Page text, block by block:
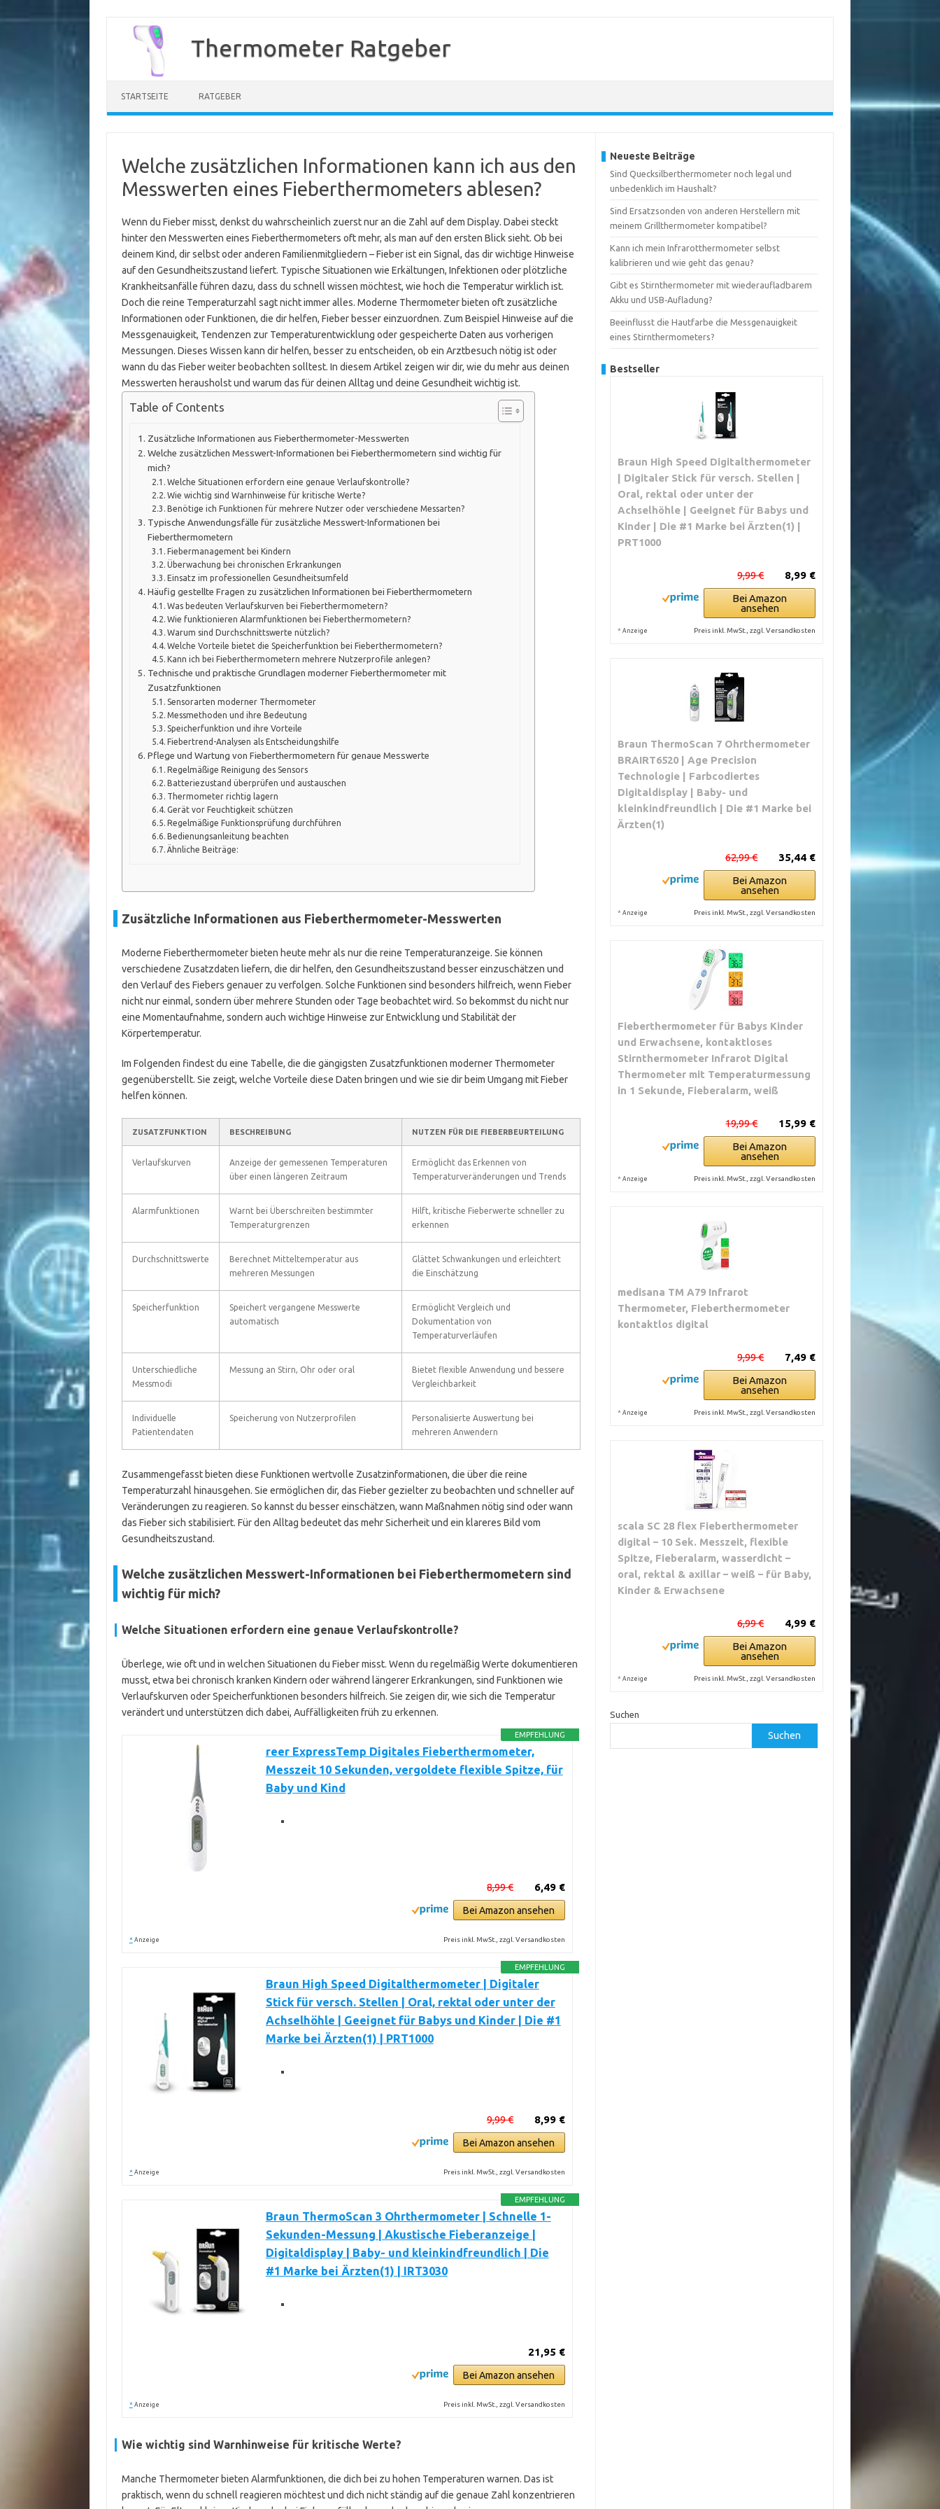
springen
Thermometer Ratgeber
STARTSEITE RATGEBER
Welche zusätzlichen Informationen kann ich aus den
Messwerten eines Fieberthermometers ablesen?
Wenn du Fieber misst, denkst du wahrscheinlich zuerst nur an die Zahl auf dem Display. Dabei steckt
hinter den Messwerten eines Fieberthermometers oft mehr, als man auf den ersten Blick sieht. Ob bei
deinem Kind, dir selbst oder anderen Familienmitgliedern – Fieber ist ein Signal, das dir wichtige Hinweise
auf den Gesundheitszustand liefert. Typische Situationen wie Erkältungen, Infektionen oder plötzliche
Krankheitsanfälle führen dazu, dass du schnell wissen möchtest, wie hoch die Temperatur wirklich ist.
Doch die reine Temperaturzahl sagt nicht immer alles. Moderne Thermometer bieten oft zusätzliche
Informationen oder Funktionen, die dir helfen, Fieber besser einzuordnen. Zum Beispiel Hinweise auf die
Messgenauigkeit, Tendenzen zur Temperaturentwicklung oder gespeicherte Daten aus vorherigen
Messungen. Dieses Wissen kann dir helfen, besser zu entscheiden, ob ein Arztbesuch nötig ist oder
wann du das Fieber weiter beobachten solltest. In diesem Artikel zeigen wir dir, wie du mehr aus deinen
Messwerten herausholst und warum das für deinen Alltag und deine Gesundheit wichtig ist.
Table of Contents
Zusätzliche Informationen aus Fieberthermometer-Messwerten
Welche zusätzlichen Messwert-Informationen bei Fieberthermometern sind wichtig für
mich?
Welche Situationen erfordern eine genaue Verlaufskontrolle?
Wie wichtig sind Warnhinweise für kritische Werte?
Benötige ich Funktionen für mehrere Nutzer oder verschiedene Messarten?
Typische Anwendungsfälle für zusätzliche Messwert-Informationen bei
Fieberthermometern
Fiebermanagement bei Kindern
Überwachung bei chronischen Erkrankungen
Einsatz im professionellen Gesundheitsumfeld
Häufig gestellte Fragen zu zusätzlichen Informationen bei Fieberthermometern
Was bedeuten Verlaufskurven bei Fieberthermometern?
Wie funktionieren Alarmfunktionen bei Fieberthermometern?
Warum sind Durchschnittswerte nützlich?
Welche Vorteile bietet die Speicherfunktion bei Fieberthermometern?
Kann ich bei Fieberthermometern mehrere Nutzerprofile anlegen?
Technische und praktische Grundlagen moderner Fieberthermometer mit
Zusatzfunktionen
Sensorarten moderner Thermometer
Messmethoden und ihre Bedeutung
Speicherfunktion und ihre Vorteile
Fiebertrend-Analysen als Entscheidungshilfe
Pflege und Wartung von Fieberthermometern für genaue Messwerte
Regelmäßige Reinigung des Sensors
Batteriezustand überprüfen und austauschen
Thermometer richtig lagern
Gerät vor Feuchtigkeit schützen
Regelmäßige Funktionsprüfung durchführen
Bedienungsanleitung beachten
Ähnliche Beiträge:
Zusätzliche Informationen aus Fieberthermometer-Messwerten
Moderne Fieberthermometer bieten heute mehr als nur die reine Temperaturanzeige. Sie können
verschiedene Zusatzdaten liefern, die dir helfen, den Gesundheitszustand besser einzuschätzen und
den Verlauf des Fiebers genauer zu verfolgen. Solche Funktionen sind besonders hilfreich, wenn Fieber
nicht nur einmal, sondern über mehrere Stunden oder Tage beobachtet wird. So bekommst du nicht nur
eine Momentaufnahme, sondern auch wichtige Hinweise zur Entwicklung und Stabilität der
Körpertemperatur.
Im Folgenden findest du eine Tabelle, die die gängigsten Zusatzfunktionen moderner Thermometer
gegenüberstellt. Sie zeigt, welche Vorteile diese Daten bringen und wie sie dir beim Umgang mit Fieber
helfen können.
ZUSATZFUNKTION BESCHREIBUNG NUTZEN FÜR DIE FIEBERBEURTEILUNG
Verlaufskurven
Anzeige der gemessenen Temperaturen
über einen längeren Zeitraum
Ermöglicht das Erkennen von
Temperaturveränderungen und Trends
Alarmfunktionen
Warnt bei Überschreiten bestimmter
Temperaturgrenzen
Hilft, kritische Fieberwerte schneller zu
erkennen
Durchschnittswerte
Berechnet Mitteltemperatur aus
mehreren Messungen
Glättet Schwankungen und erleichtert
die Einschätzung
Speicherfunktion
Speichert vergangene Messwerte
automatisch
Ermöglicht Vergleich und
Dokumentation von
Temperaturverläufen
Unterschiedliche
Messmodi
Messung an Stirn, Ohr oder oral
Bietet flexible Anwendung und bessere
Vergleichbarkeit
Individuelle
Patientendaten
Speicherung von Nutzerprofilen
Personalisierte Auswertung bei
mehreren Anwendern
Zusammengefasst bieten diese Funktionen wertvolle Zusatzinformationen, die über die reine
Temperaturzahl hinausgehen. Sie ermöglichen dir, das Fieber gezielter zu beobachten und schneller auf
Veränderungen zu reagieren. So kannst du besser einschätzen, wann Maßnahmen nötig sind oder wann
das Fieber sich stabilisiert. Für den Alltag bedeutet das mehr Sicherheit und ein klareres Bild vom
Gesundheitszustand.
Welche zusätzlichen Messwert-Informationen bei Fieberthermometern sind
wichtig für mich?
Welche Situationen erfordern eine genaue Verlaufskontrolle?
Überlege, wie oft und in welchen Situationen du Fieber misst. Wenn du regelmäßig Werte dokumentieren
musst, etwa bei chronisch kranken Kindern oder während längerer Erkrankungen, sind Funktionen wie
Verlaufskurven oder Speicherfunktionen besonders hilfreich. Sie zeigen dir, wie sich die Temperatur
verändert und unterstützen dich dabei, Auffälligkeiten früh zu erkennen.
EMPFEHLUNG
reer ExpressTemp Digitales Fieberthermometer,
Messzeit 10 Sekunden, vergoldete flexible Spitze, für
Baby und Kind
6,49 €
8,99 €
Bei Amazon ansehen
* Anzeige Preis inkl. MwSt., zzgl. Versandkosten
EMPFEHLUNG
Braun High Speed Digitalthermometer | Digitaler
Stick für versch. Stellen | Oral, rektal oder unter der
Achselhöhle | Geeignet für Babys und Kinder | Die #1
Marke bei Ärzten(1) | PRT1000
8,99 €
9,99 €
Bei Amazon ansehen
* Anzeige Preis inkl. MwSt., zzgl. Versandkosten
EMPFEHLUNG
Braun ThermoScan 3 Ohrthermometer | Schnelle 1-
Sekunden-Messung | Akustische Fieberanzeige |
Digitaldisplay | Baby- und kleinkindfreundlich | Die
#1 Marke bei Ärzten(1) | IRT3030
21,95 €
Bei Amazon ansehen
* Anzeige Preis inkl. MwSt., zzgl. Versandkosten
Wie wichtig sind Warnhinweise für kritische Werte?
Manche Thermometer bieten Alarmfunktionen, die dich bei zu hohen Temperaturen warnen. Das ist
praktisch, wenn du schnell reagieren möchtest und dich nicht ständig auf die genaue Zahl konzentrieren
Neueste Beiträge
Sind Quecksilberthermometer noch legal und
unbedenklich im Haushalt?
Sind Ersatzsonden von anderen Herstellern mit
meinem Grillthermometer kompatibel?
Kann ich mein Infrarotthermometer selbst
kalibrieren und wie geht das genau?
Gibt es Stirnthermometer mit wiederaufladbarem
Akku und USB‑Aufladung?
Beeinflusst die Hautfarbe die Messgenauigkeit
eines Stirnthermometers?
Bestseller
Braun High Speed Digitalthermometer
| Digitaler Stick für versch. Stellen |
Oral, rektal oder unter der
Achselhöhle | Geeignet für Babys und
Kinder | Die #1 Marke bei Ärzten(1) |
PRT1000
8,99 €
9,99 €
Bei Amazon
ansehen
* Anzeige Preis inkl. MwSt., zzgl. Versandkosten
Braun ThermoScan 7 Ohrthermometer
BRAIRT6520 | Age Precision
Technologie | Farbcodiertes
Digitaldisplay | Baby- und
kleinkindfreundlich | Die #1 Marke bei
Ärzten(1)
35,44 €
62,99 €
Bei Amazon
ansehen
* Anzeige Preis inkl. MwSt., zzgl. Versandkosten
Fieberthermometer für Babys Kinder
und Erwachsene, kontaktloses
Stirnthermometer Infrarot Digital
Thermometer mit Temperaturmessung
in 1 Sekunde, Fieberalarm, weiß
15,99 €
19,99 €
Bei Amazon
ansehen
* Anzeige Preis inkl. MwSt., zzgl. Versandkosten
medisana TM A79 Infrarot
Thermometer, Fieberthermometer
kontaktlos digital
7,49 €
9,99 €
Bei Amazon
ansehen
* Anzeige Preis inkl. MwSt., zzgl. Versandkosten
scala SC 28 flex Fieberthermometer
digital – 10 Sek. Messzeit, flexible
Spitze, Fieberalarm, wasserdicht –
oral, rektal & axillar – weiß – für Baby,
Kinder & Erwachsene
4,99 €
6,99 €
Bei Amazon
ansehen
* Anzeige Preis inkl. MwSt., zzgl. Versandkosten
Suchen
Suchen